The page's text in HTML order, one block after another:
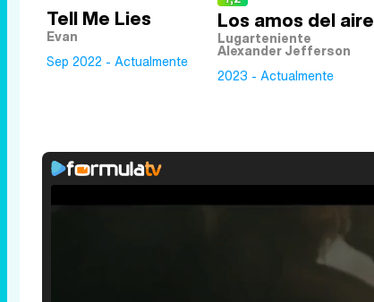
Tell Me Lies
Evan
Sep 2022 - Actualmente
Los amos del aire
Lugarteniente
Alexander Jefferson
2023 - Actualmente